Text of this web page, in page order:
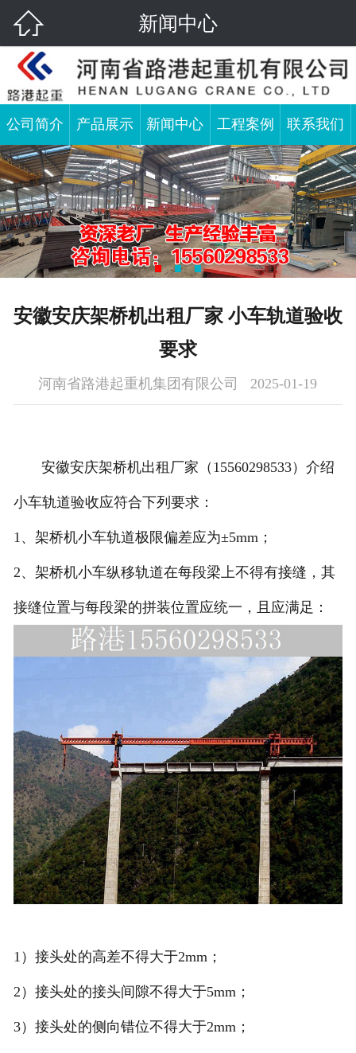
 新闻中心
公司简介 产品展示 新闻中心 工程案例 联系我们
安徽安庆架桥机出租厂家 小车轨道验收
要求
河南省路港起重机集团有限公司 2025-01-19
安徽安庆架桥机出租厂家（15560298533）介绍
小车轨道验收应符合下列要求：
1、架桥机小车轨道极限偏差应为±5mm；
2、架桥机小车纵移轨道在每段梁上不得有接缝，其
接缝位置与每段梁的拼装位置应统一，且应满足：
1）接头处的高差不得大于2mm；
2）接头处的接头间隙不得大于5mm；
3）接头处的侧向错位不得大于2mm；